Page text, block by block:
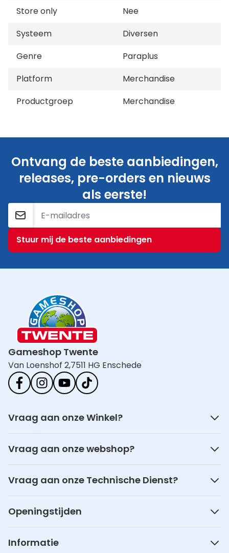
Gepersonaliseerde opberghoes
Store only
Nee
Systeem
Diversen
Genre
Paraplus
Platform
Merchandise
Productgroep
Merchandise
Ontvang de beste aanbiedingen,
releases, pre-orders en nieuws
als eerste!
E-mailadres
Stuur mij de beste aanbiedingen
Gameshop Twente
Van Loenshof 2,7511 HG Enschede
Vraag aan onze Winkel?
Vraag aan onze webshop?
Vraag aan onze Technische Dienst?
Openingstijden
Informatie